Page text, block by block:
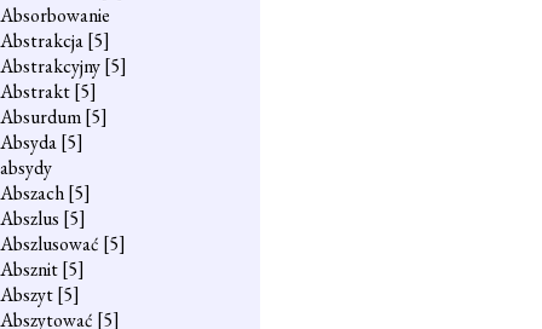
Absorbowanie
Abstrakcja[5]
Abstrakcyjny[5]
Abstrakt[5]
Absurdum[5]
Absyda[5]
absydy
Abszach[5]
Abszlus [5]
Abszlusować [5]
Absznit[5]
Abszyt[5]
Abszytować [5]